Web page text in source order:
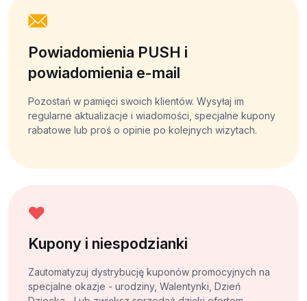
Powiadomienia PUSH i
powiadomienia e-mail
Pozostań w pamięci swoich klientów. Wysyłaj im
regularne aktualizacje i wiadomości, specjalne kupony
rabatowe lub proś o opinie po kolejnych wizytach.
Kupony i niespodzianki
Zautomatyzuj dystrybucję kuponów promocyjnych na
specjalne okazje - urodziny, Walentynki, Dzień